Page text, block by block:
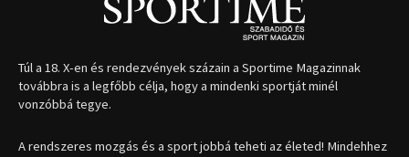
Túl a 18. X-en és rendezvények százain a Sportime Magazinnak
továbbra is a legfőbb célja, hogy a mindenki sportját minél
vonzóbbá tegye.
A rendszeres mozgás és a sport jobbá teheti az életed! Mindehhez